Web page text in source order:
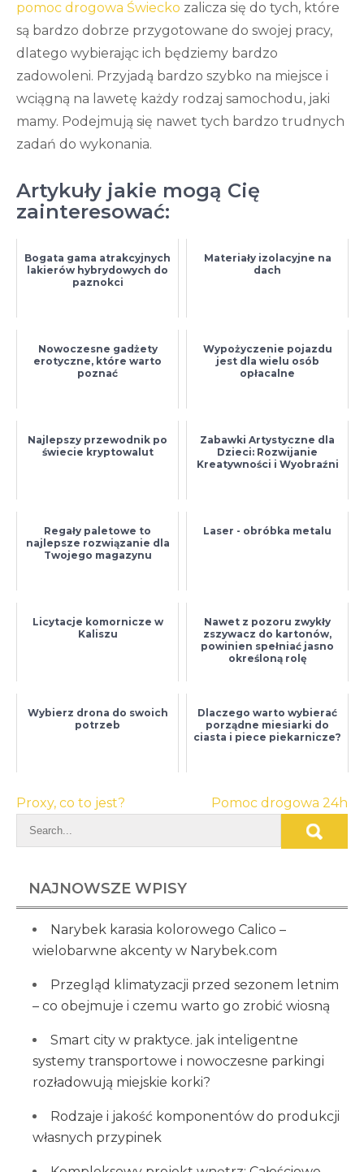
pomoc drogowa Świecko zalicza się do tych, które
są bardzo dobrze przygotowane do swojej pracy,
dlatego wybierając ich będziemy bardzo
zadowoleni. Przyjadą bardzo szybko na miejsce i
wciągną na lawetę każdy rodzaj samochodu, jaki
mamy. Podejmują się nawet tych bardzo trudnych
zadań do wykonania.
Artykuły jakie mogą Cię
zainteresować:
Bogata gama atrakcyjnych
lakierów hybrydowych do
paznokci
Materiały izolacyjne na
dach
Nowoczesne gadżety
erotyczne, które warto
poznać
Wypożyczenie pojazdu
jest dla wielu osób
opłacalne
Najlepszy przewodnik po
świecie kryptowalut
Zabawki Artystyczne dla
Dzieci: Rozwijanie
Kreatywności i Wyobraźni
Regały paletowe to
najlepsze rozwiązanie dla
Twojego magazynu
Laser - obróbka metalu
Licytacje komornicze w
Kaliszu
Nawet z pozoru zwykły
zszywacz do kartonów,
powinien spełniać jasno
określoną rolę
Wybierz drona do swoich
potrzeb
Dlaczego warto wybierać
porządne miesiarki do
ciasta i piece piekarnicze?
Nawigacja
wpisu
Proxy, co to jest? Pomoc drogowa 24h
NAJNOWSZE WPISY
Narybek karasia kolorowego Calico –
wielobarwne akcenty w Narybek.com
Przegląd klimatyzacji przed sezonem letnim
– co obejmuje i czemu warto go zrobić wiosną
Smart city w praktyce. jak inteligentne
systemy transportowe i nowoczesne parkingi
rozładowują miejskie korki?
Rodzaje i jakość komponentów do produkcji
własnych przypinek